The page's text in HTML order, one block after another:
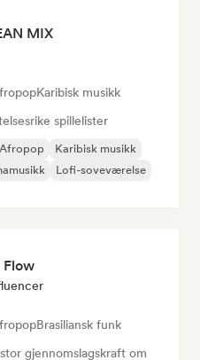
MIX
Karibisk musikk
spillelister
Karibisk musikk
Lofi-soveværelse
Flow
Brasiliansk funk
gjennomslagskraft om